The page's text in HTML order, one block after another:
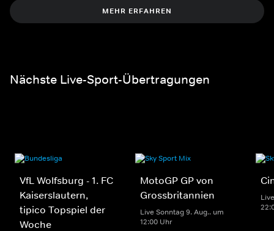
MEHR ERFAHREN
Nächste Live-Sport-Übertragungen
VfL Wolfsburg - 1. FC
Kaiserslautern,
tipico Topspiel der
Woche
MotoGP GP von
Grossbritannien
Live Sonntag 9. Aug.. um
12:00 Uhr